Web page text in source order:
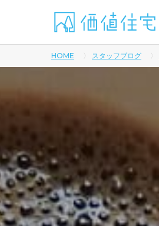
HOME スタッフブログ